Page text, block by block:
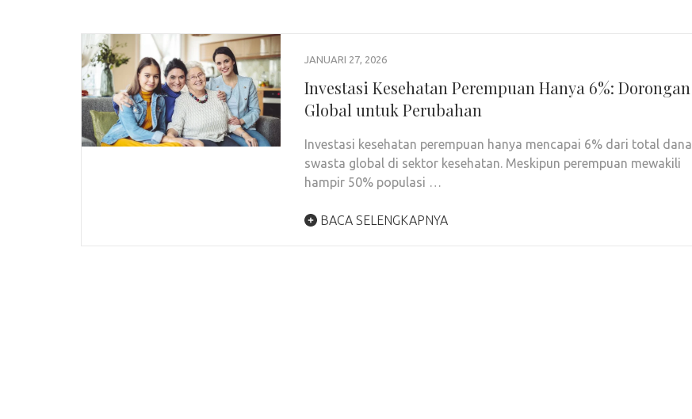
JANUARI 27, 2026
Investasi Kesehatan Perempuan Hanya 6%: Dorongan
Global untuk Perubahan
Investasi kesehatan perempuan hanya mencapai 6% dari total dana
swasta global di sektor kesehatan. Meskipun perempuan mewakili
hampir 50% populasi …
BACA SELENGKAPNYA